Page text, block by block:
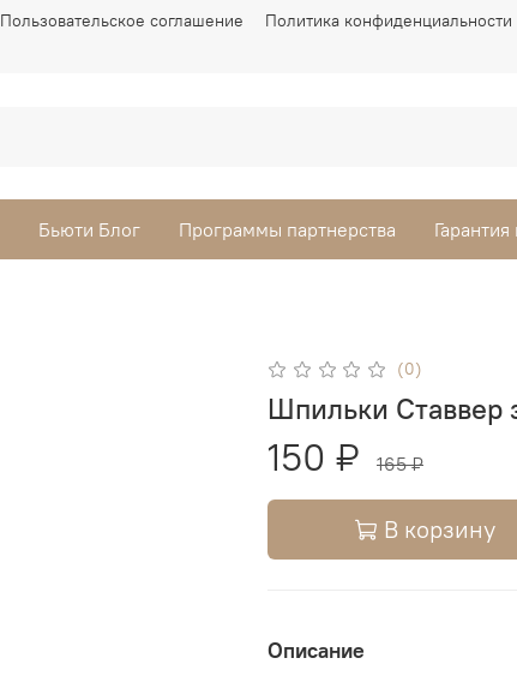
Пользовательское соглашение Политика конфиденциальности
Бьюти Блог Программы партнерства
(0)
Шпильки Ставвер
150 ₽ 165 ₽
В корзину
Описание